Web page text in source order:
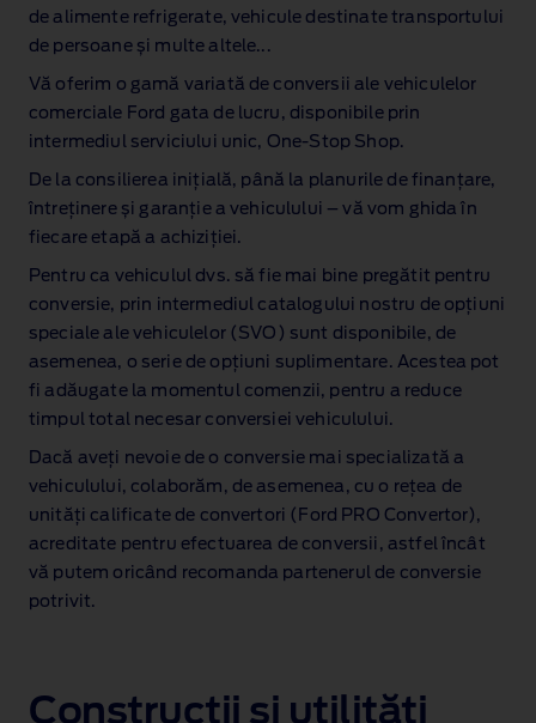
de alimente refrigerate, vehicule destinate transportului
de persoane și multe altele...
Vă oferim o gamă variată de conversii ale vehiculelor
comerciale Ford gata de lucru, disponibile prin
intermediul serviciului unic, One‑Stop Shop.
De la consilierea inițială, până la planurile de finanțare,
întreținere și garanție a vehiculului – vă vom ghida în
fiecare etapă a achiziției.
Pentru ca vehiculul dvs. să fie mai bine pregătit pentru
conversie, prin intermediul catalogului nostru de opțiuni
speciale ale vehiculelor (SVO) sunt disponibile, de
asemenea, o serie de opțiuni suplimentare. Acestea pot
fi adăugate la momentul comenzii, pentru a reduce
timpul total necesar conversiei vehiculului.
Dacă aveți nevoie de o conversie mai specializată a
vehiculului, colaborăm, de asemenea, cu o rețea de
unități calificate de convertori (Ford PRO Convertor),
acreditate pentru efectuarea de conversii, astfel încât
vă putem oricând recomanda partenerul de conversie
potrivit.
Construcții și utilități